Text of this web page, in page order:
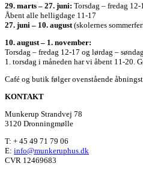
29. marts – 27. juni: Torsdag – fredag
Åbent alle helligdage 11-17
27. juni – 10. august (skolernes
10. august – 1. november:
Torsdag – fredag 12-17 og lørdag –
1. torsdag i måneden har vi åbent 11-20.
Café og butik følger ovenstående
KONTAKT
Munkerup Strandvej 78
3120 Dronningmølle
T: + 45 49 71 79 06
E: info@munkeruphus.dk
CVR 12469683